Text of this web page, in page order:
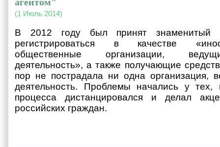
(1 Июль 2014)
В 2012 году был принят знаменитый
регистрироваться в качестве
общественные организации,
деятельность», а также получающие
пор не пострадала ни одна организация,
деятельность. Проблемы начались у тех,
процесса дистанцировался и делал
российских граждан.